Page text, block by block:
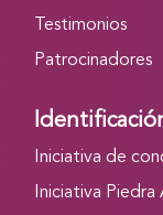
Testimonios
Patrocinadores
Iniciativa de
Iniciativa Piedra